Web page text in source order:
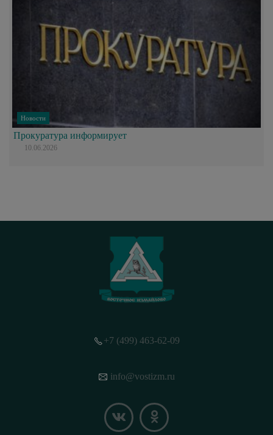
Новости
Прокуратура информирует
10.06.2026
+7 (499) 463-62-09
info@vostizm.ru